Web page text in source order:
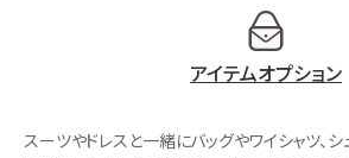
アイテムオプション
スーツやドレスと一緒にバッグやワイシャツ、